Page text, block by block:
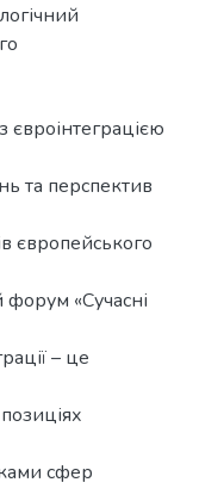
євроінтеграцією
та перспектив
європейського
«Сучасні
– це
сфер